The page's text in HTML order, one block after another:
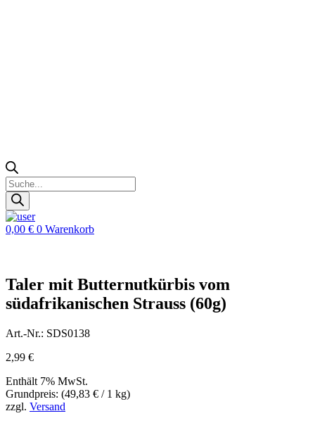
Zoeken
Products
search
0,00 € 0 Warenkorb
Taler mit Butternutkürbis vom
südafrikanischen Strauss (60g)
Art.-Nr.: SDS0138
2,99 €
Enthält 7% MwSt.
Grundpreis: (49,83 € / 1 kg)
zzgl. Versand